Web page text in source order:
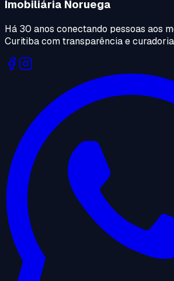
Imobiliária Noruega
Há 30 anos conectando pessoas aos
Curitiba com transparência e